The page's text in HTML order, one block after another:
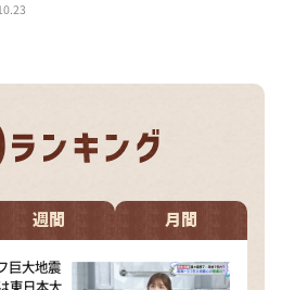
の献立 何にする？～
シーズン２
ブ 正義のミカタ
週間 月間
巨大地震